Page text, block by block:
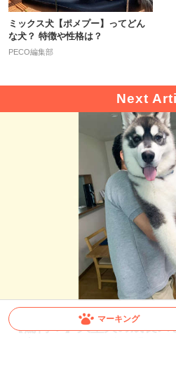
マーキング
ミックス犬【ポメプー】ってどん
な犬？ 特徴や性格は？
PECO編集部
【驚愕！】大型犬の成長ス